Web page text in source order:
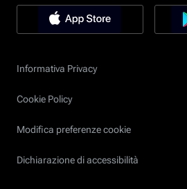
Informativa Privacy
Cookie Policy
Modifica preferenze cookie
Dichiarazione di accessibilità